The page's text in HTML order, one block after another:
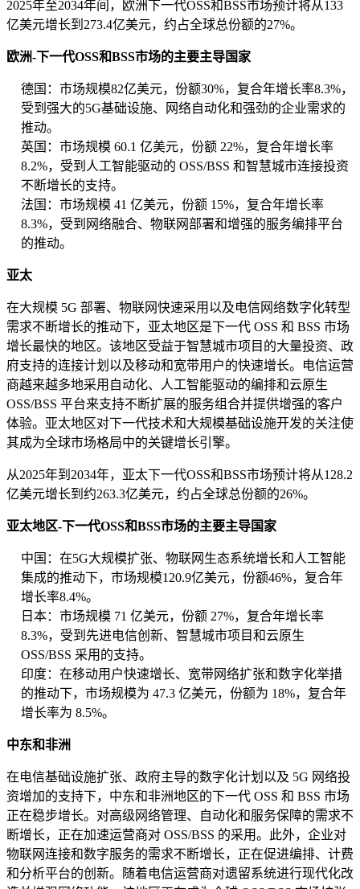
2025年至2034年间，欧洲下一代OSS和BSS市场预计将从133
亿美元增长到273.4亿美元，约占全球总份额的27%。
欧洲-下一代OSS和BSS市场的主要主导国家
德国：市场规模82亿美元，份额30%，复合年增长率8.3%，
受到强大的5G基础设施、网络自动化和强劲的企业需求的
推动。
英国：市场规模 60.1 亿美元，份额 22%，复合年增长率
8.2%，受到人工智能驱动的 OSS/BSS 和智慧城市连接投资
不断增长的支持。
法国：市场规模 41 亿美元，份额 15%，复合年增长率
8.3%，受到网络融合、物联网部署和增强的服务编排平台
的推动。
亚太
在大规模 5G 部署、物联网快速采用以及电信网络数字化转型
需求不断增长的推动下，亚太地区是下一代 OSS 和 BSS 市场
增长最快的地区。该地区受益于智慧城市项目的大量投资、政
府支持的连接计划以及移动和宽带用户的快速增长。电信运营
商越来越多地采用自动化、人工智能驱动的编排和云原生
OSS/BSS 平台来支持不断扩展的服务组合并提供增强的客户
体验。亚太地区对下一代技术和大规模基础设施开发的关注使
其成为全球市场格局中的关键增长引擎。
从2025年到2034年，亚太下一代OSS和BSS市场预计将从128.2
亿美元增长到约263.3亿美元，约占全球总份额的26%。
亚太地区-下一代OSS和BSS市场的主要主导国家
中国：在5G大规模扩张、物联网生态系统增长和人工智能
集成的推动下，市场规模120.9亿美元，份额46%，复合年
增长率8.4%。
日本：市场规模 71 亿美元，份额 27%，复合年增长率
8.3%，受到先进电信创新、智慧城市项目和云原生
OSS/BSS 采用的支持。
印度：在移动用户快速增长、宽带网络扩张和数字化举措
的推动下，市场规模为 47.3 亿美元，份额为 18%，复合年
增长率为 8.5%。
中东和非洲
在电信基础设施扩张、政府主导的数字化计划以及 5G 网络投
资增加的支持下，中东和非洲地区的下一代 OSS 和 BSS 市场
正在稳步增长。对高级网络管理、自动化和服务保障的需求不
断增长，正在加速运营商对 OSS/BSS 的采用。此外，企业对
物联网连接和数字服务的需求不断增长，正在促进编排、计费
和分析平台的创新。随着电信运营商对遗留系统进行现代化改